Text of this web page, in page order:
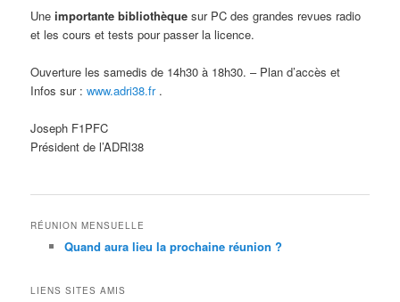
Uneimportante bibliothèque sur PC des grandes revues radio
et les cours et tests pour passer la licence.
Ouverture les samedis de 14h30 à 18h30. – Plan d’accès et
Infos sur :www.adri38.fr.
Joseph F1PFC
Président de l’ADRI38
RÉUNION MENSUELLE
Quand aura lieu la prochaine réunion ?
LIENS SITES AMIS